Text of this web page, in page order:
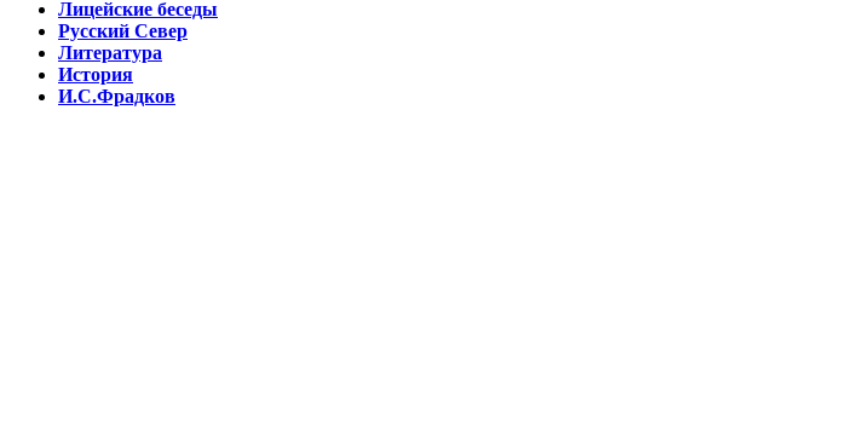
Лицейские беседы
Русский Север
Литература
История
И.С.Фрадков